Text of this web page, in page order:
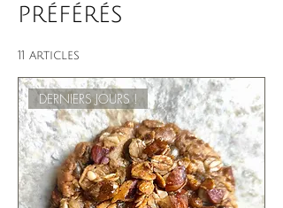
préférés
11 articles
DERNIERS JOURS !